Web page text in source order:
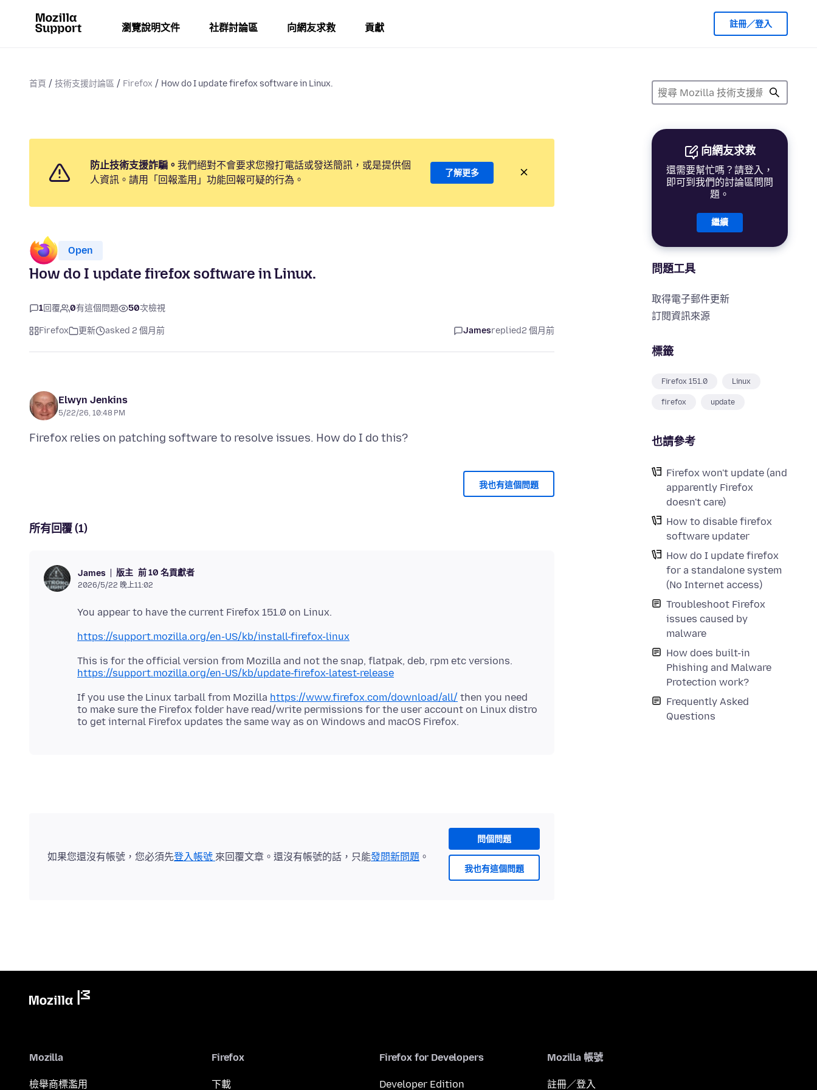
瀏覽說明文件 社群討論區 向網友求救 貢獻 註冊／登入
首頁 技術支援討論區 Firefox How do I update firefox software in Linux.
向網友求救
還需要幫忙嗎？請登入，
即可到我們的討論區問問
題。
繼續
問題工具
取得電子郵件更新
訂閱資訊來源
標籤
Firefox 151.0 Linux
firefox update
也請參考
Firefox won't update (and
apparently Firefox
doesn't care)
How to disable firefox
software updater
How do I update firefox
for a standalone system
(No Internet access)
Troubleshoot Firefox
issues caused by
malware
How does built-in
Phishing and Malware
Protection work?
Frequently Asked
Questions
防止技術支援詐騙。 我們絕對不會要求您撥打電話或發送簡訊，或是提供個
人資訊。請用「回報濫用」功能回報可疑的行為。
了解更多
Open
How do I update firefox software in Linux.
1回覆 0有這個問題 50次檢視
Firefox 更新 asked 2 個月前 Jamesreplied2 個月前
Elwyn Jenkins
5/22/26, 10:48 PM
我也有這個問題
所有回覆 (1)
James 版主 前 10 名貢獻者
2026/5/22 晚上11:02
https://support.mozilla.org/en-US/kb/install-firefox-linux
https://support.mozilla.org/en-US/kb/update-firefox-latest-release
If you use the Linux tarball from Mozilla https://www.firefox.com/download/all/ then you need
to make sure the Firefox folder have read/write permissions for the user account on Linux distro
問個問題
我也有這個問題
如果您還沒有帳號，您必須先登入帳號 來回覆文章。還沒有帳號的話，只能發問新問題 。
Mozilla
檢舉商標濫用
Firefox
下載
Firefox for Developers
Developer Edition
Mozilla 帳號
註冊／登入